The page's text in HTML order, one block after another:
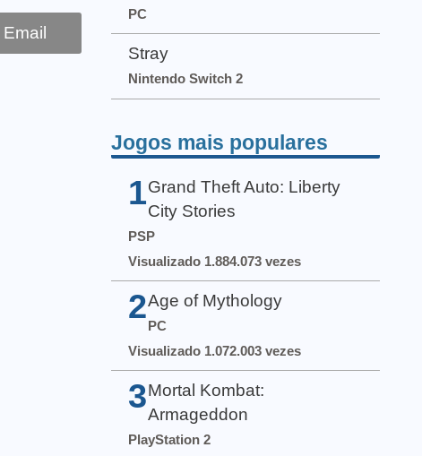
Email
PC
Stray
Nintendo Switch 2
Jogos mais populares
1 Grand Theft Auto: Liberty
City Stories
PSP
Visualizado 1.884.073 vezes
2Age of Mythology
PC
Visualizado 1.072.003 vezes
3 Mortal Kombat:
Armageddon
PlayStation 2